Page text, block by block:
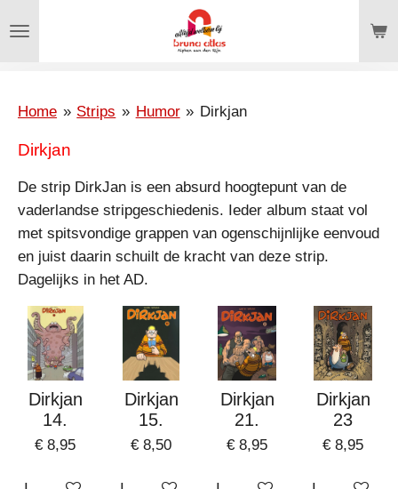
direct
hoofdinhoud
Home » Strips » Humor » Dirkjan
Dirkjan
De strip DirkJan is een absurd hoogtepunt van de
vaderlandse stripgeschiedenis. Ieder album staat vol
met spitsvondige grappen van ogenschijnlijke eenvoud
en juist daarin schuilt de kracht van deze strip.
Dagelijks in het AD.
Dirkjan
14.
€ 8,95
Dirkjan
15.
€ 8,50
Dirkjan
21.
€ 8,95
Dirkjan
23
€ 8,95